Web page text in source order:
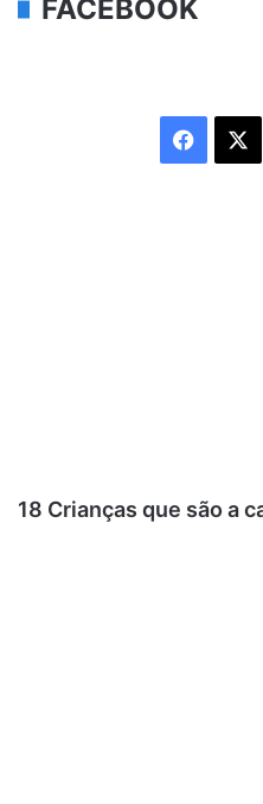
FACEBOOK
18 Crianças que são a